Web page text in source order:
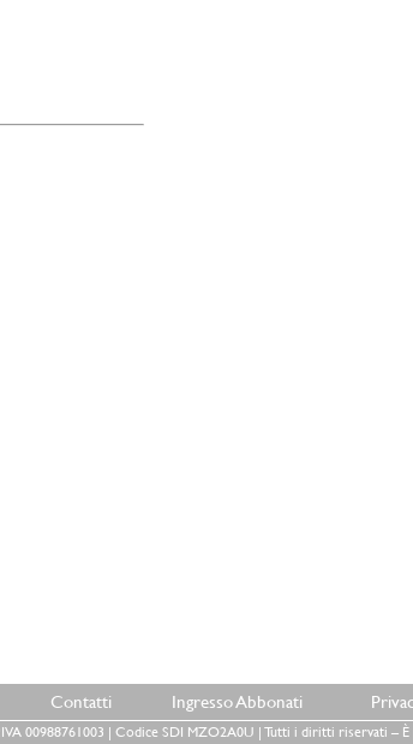
Contatti Ingresso Abbonati
00988761003 | Codice SDI MZO2A0U | Tutti i diritti riservati –